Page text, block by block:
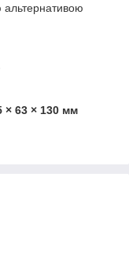
альтернативою
× 63 × 130 мм